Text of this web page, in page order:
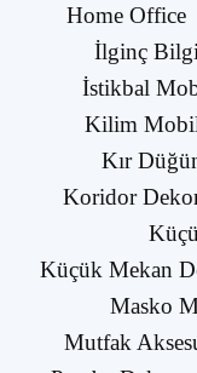
Home Office
İlginç
İstikbal
Kilim
Kır
Koridor
Küçük Mekan
Masko
Mutfak